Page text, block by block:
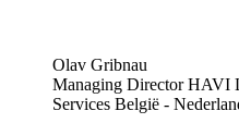
Olav Gribnau
Managing Director HAVI
Services België -